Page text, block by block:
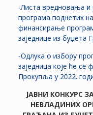
-Листа вредновања и
програма поднетих
финансирање
заједнице из буџета
-Одлука о избору
заједница које ће се
Прокупља у 2022.
ЈАВНИ КОНКУРС
НЕВЛАДИНИХ